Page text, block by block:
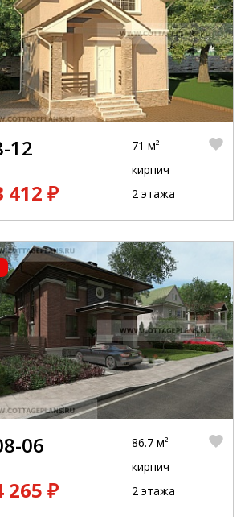
12
412 ₽
71 м²
кирпич
2 этажа
06
265 ₽
86.7 м²
кирпич
2 этажа